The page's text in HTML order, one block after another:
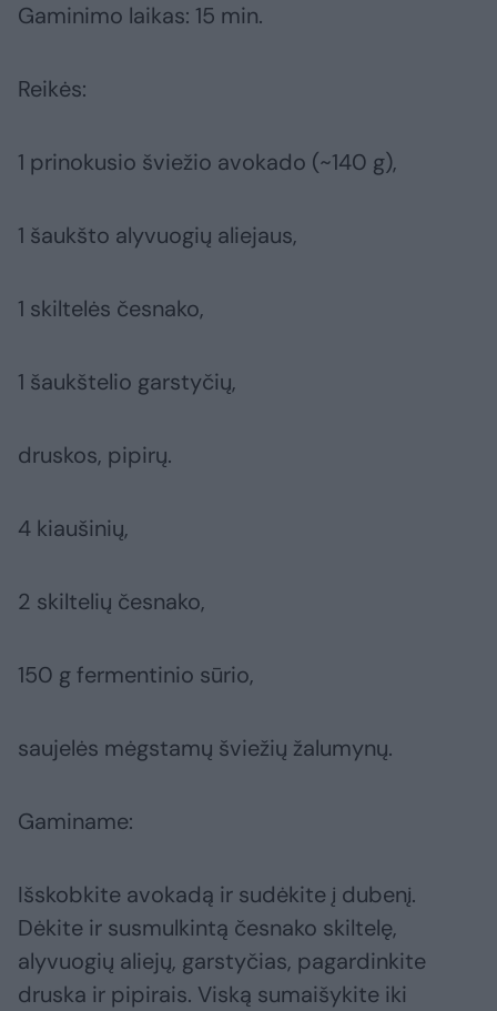
Gaminimo laikas: 15 min.
Reikės:
1 prinokusio šviežio avokado (~140 g),
1 šaukšto alyvuogių aliejaus,
1 skiltelės česnako,
1 šaukštelio garstyčių,
druskos, pipirų.
4 kiaušinių,
2 skiltelių česnako,
150 g fermentinio sūrio,
saujelės mėgstamų šviežių žalumynų.
Gaminame:
Išskobkite avokadą ir sudėkite į dubenį.
Dėkite ir susmulkintą česnako skiltelę,
alyvuogių aliejų, garstyčias, pagardinkite
druska ir pipirais. Viską sumaišykite iki